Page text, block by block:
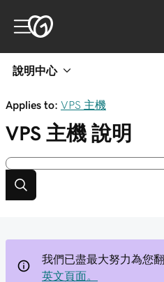
說明中心
Applies to: VPS 主機
VPS 主機 說明
我們已盡最大努力為您翻
英文頁面。